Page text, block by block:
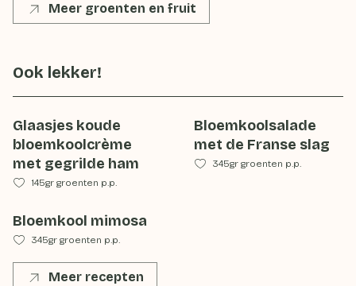
Meer groenten en fruit
Ook lekker!
Glaasjes koude
bloemkoolcrème
met gegrilde ham
145gr groenten p.p.
Bloemkoolsalade
met de Franse slag
345gr groenten p.p.
Bloemkool mimosa
345gr groenten p.p.
Meer recepten